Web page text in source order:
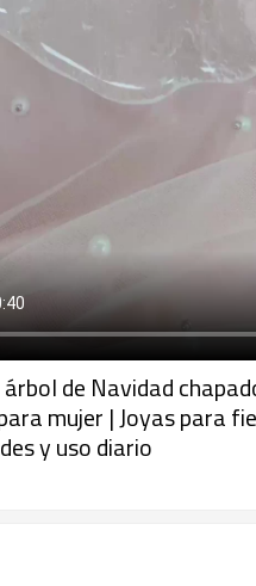
de Navidad
mujer | Joyas para
y uso diario